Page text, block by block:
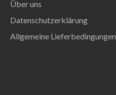
Über uns
Datenschutzerklärung
Allgemeine Lieferbedingungen